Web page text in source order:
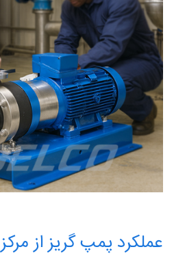
عملکرد پمپ گریز از مرکز